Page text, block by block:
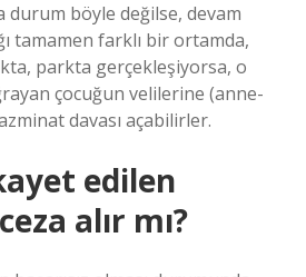
durum böyle değilse, devam
tamamen farklı bir ortamda,
parkta gerçekleşiyorsa, o
çocuğun velilerine (anne-
davası açabilirler.
edilen
alır mı?